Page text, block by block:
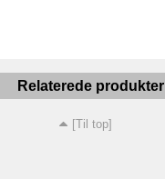
Relaterede produkter
[Til top]